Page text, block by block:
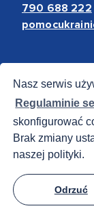
Nasz serwis
Regulaminie
skonfigurować
Brak zmiany
naszej polityki.
Odrzuć
790 688 222
Bezpieczne
©